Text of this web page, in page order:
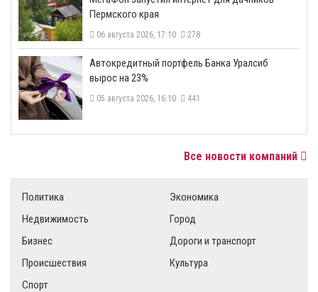
Пермского края
06 августа 2026, 17:10 278
​Автокредитный портфель Банка Уралсиб
вырос на 23%
05 августа 2026, 16:10 441
Все новости компаний
Политика
Экономика
Недвижимость
Город
Бизнес
Дороги и транспорт
Происшествия
Культура
Спорт